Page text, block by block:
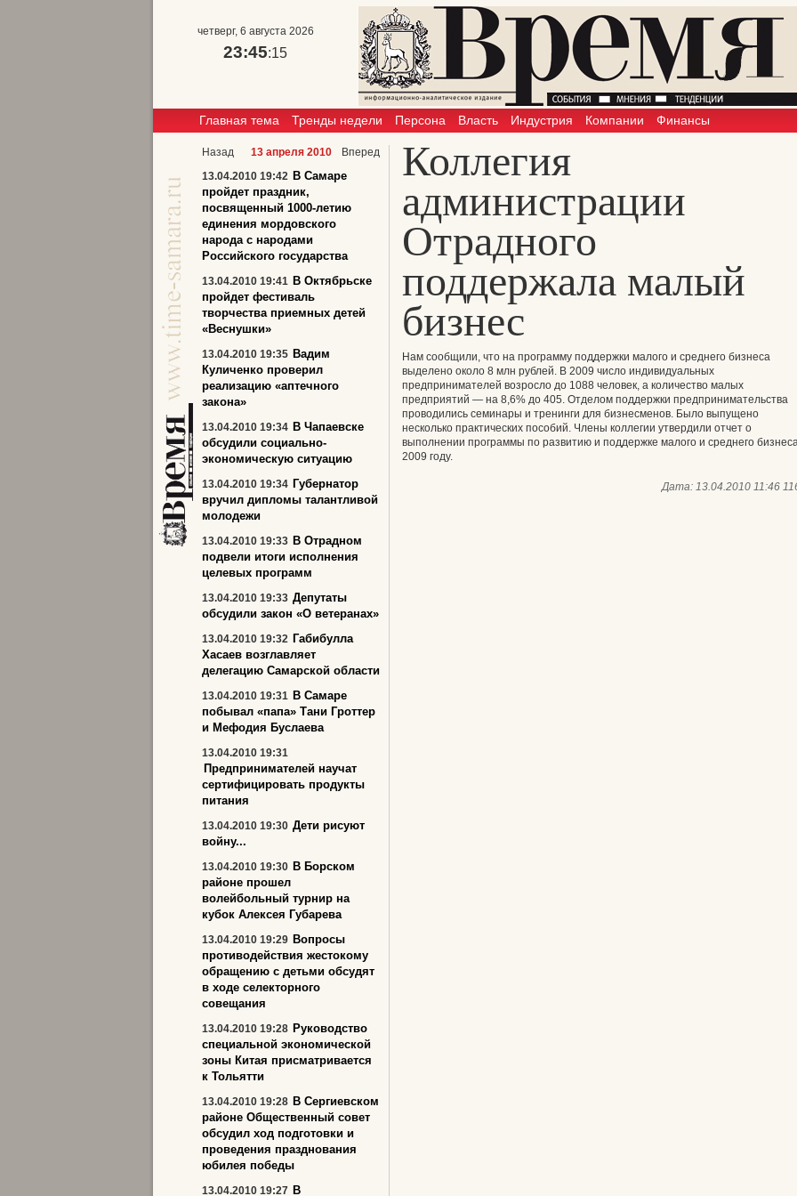
четверг, 6 августа 2026
23:45:16
Главная тема Тренды недели Персона Власть Индустрия Компании Финансы
Коллегия
администрации
Отрадного
поддержала малый
бизнес
Нам сообщили, что на программу поддержки малого и среднего бизнеса
выделено около 8 млн рублей. В 2009 число индивидуальных
предпринимателей возросло до 1088 человек, а количество малых
предприятий — на 8,6% до 405. Отделом поддержки предпринимательства
проводились семинары и тренинги для бизнесменов. Было выпущено
несколько практических пособий. Члены коллегии утвердили отчет о
выполнении программы по развитию и поддержке малого и среднего
2009 году.
Дата: 13.04.2010 11:46
Назад 13 апреля 2010
Вперед
13.04.2010 19:42 В Самаре
пройдет праздник,
посвященный 1000-летию
единения мордовского
народа с народами
Российского государства
13.04.2010 19:41 В Октябрьске
пройдет фестиваль
творчества приемных детей
«Веснушки»
13.04.2010 19:35 Вадим
Куличенко проверил
реализацию «аптечного
закона»
13.04.2010 19:34 В Чапаевске
обсудили социально-
экономическую ситуацию
13.04.2010 19:34 Губернатор
вручил дипломы талантливой
молодежи
13.04.2010 19:33 В Отрадном
подвели итоги исполнения
целевых программ
13.04.2010 19:33 Депутаты
обсудили закон «О ветеранах»
13.04.2010 19:32 Габибулла
Хасаев возглавляет
делегацию Самарской области
13.04.2010 19:31 В Самаре
побывал «папа» Тани Гроттер
и Мефодия Буслаева
13.04.2010 19:31
Предпринимателей научат
сертифицировать продукты
питания
13.04.2010 19:30 Дети рисуют
войну...
13.04.2010 19:30 В Борском
районе прошел
волейбольный турнир на
кубок Алексея Губарева
13.04.2010 19:29 Вопросы
противодействия жестокому
обращению с детьми обсудят
в ходе селекторного
совещания
13.04.2010 19:28 Руководство
специальной экономической
зоны Китая присматривается
к Тольятти
13.04.2010 19:28 В Сергиевском
районе Общественный совет
обсудил ход подготовки и
проведения празднования
юбилея победы
13.04.2010 19:27 В